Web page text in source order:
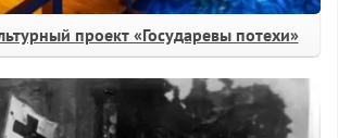
проект «Государевы потехи»